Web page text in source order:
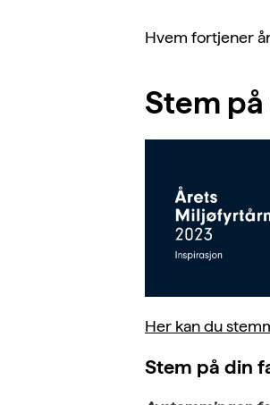
Hvem fortjener
Stem
Her kan du
Stem på din